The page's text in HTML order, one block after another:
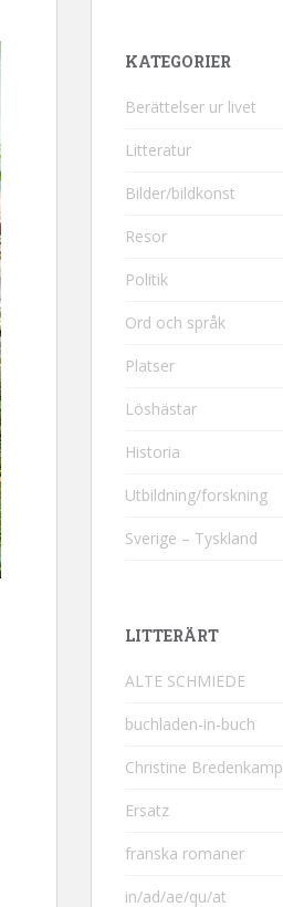
KATEGORIER
Berättelser ur livet
Litteratur
Bilder/bildkonst
Resor
Politik
Ord och språk
Platser
Löshästar
Historia
Utbildning/forskning
Sverige – Tyskland
LITTERÄRT
ALTE SCHMIEDE
buchladen-in-buch
Christine Bredenkamp
Ersatz
franska romaner
in/ad/ae/qu/at